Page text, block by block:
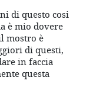
di questo cosi
è mio dovere
mostro è
di questi,
in faccia
questa